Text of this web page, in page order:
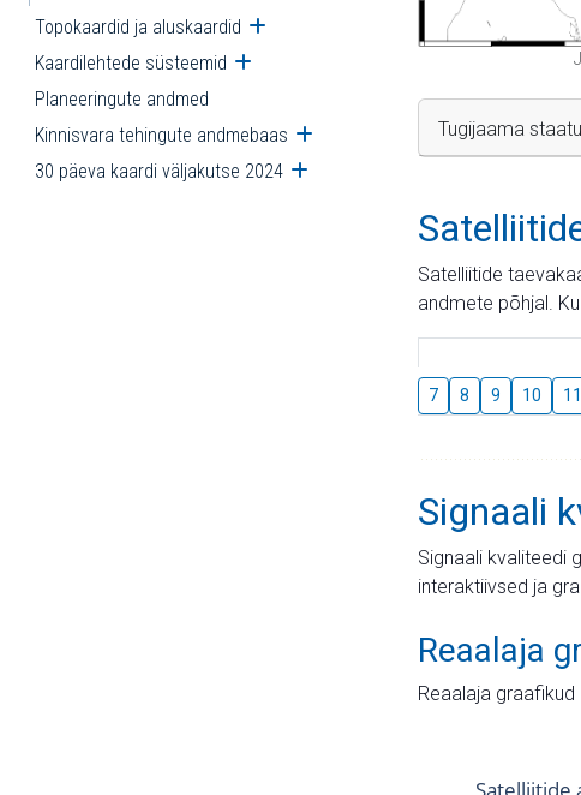
Topokaardid ja aluskaardid Ava alammenüü
Kaardilehtede süsteemid Ava alammenüü
Planeeringute andmed
Kinnisvara tehingute andmebaas Ava alammenüü
30 päeva kaardi väljakutse 2024 Ava alammenüü
Tugijaama
Satelliitide
andmete põhjal.
7 8 9 10 11
Signaali
Signaali kvaliteedi
interaktiivsed ja
Reaalaja
Reaalaja graafikud